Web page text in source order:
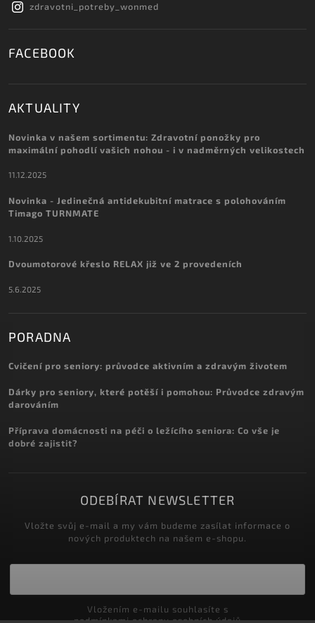
zdravotni_potreby_wonmed
FACEBOOK
AKTUALITY
Novinka v našem sortimentu: Zdravotní ponožky pro
maximální pohodlí vašich nohou - i v nadměrných velikostech
11.12.2025
Novinka - Jedinečná antidekubitní matrace s polohováním
Timago TURNMATE
1.10.2025
Dvoumotorové křeslo RELAX již ve 2 provedeních
5.6.2025
PORADNA
Cvičení pro seniory: průvodce aktivním a zdravým životem
Dárky pro seniory, které potěší i pomohou: Průvodce zdravým
darováním
Příprava domácnosti na péči o ležícího seniora: Co vše je
dobré zajistit?
ODEBÍRAT NEWSLETTER
Vložte svůj e-mail a my vám budeme zasílat informace o
nových produktech na našem e-shopu.
podmínkami ochrany osobních údajů